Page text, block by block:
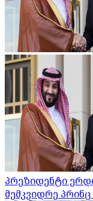
პრეზიდენტი
მემკვიდრე